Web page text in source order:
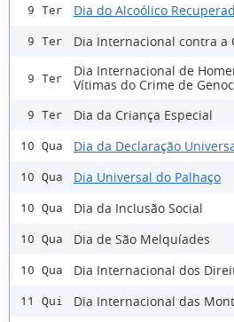
9 Ter Dia do Alcoólico
9 Ter Dia Internacional contra a
9 Ter
Dia Internacional de
Vítimas do Crime de
9 Ter Dia da Criança Especial
10 Qua Dia da Declaração
10 Qua Dia Universal do Palhaço
10 Qua Dia da Inclusão Social
10 Qua Dia de São Melquíades
10 Qua Dia Internacional dos
11 Qui Dia Internacional das